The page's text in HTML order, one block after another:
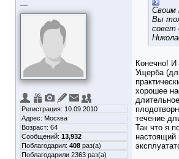
Регистрация: 10.09.2010
Адрес: Москва
Возраст: 64
Сообщений: 13,932
Поблагодарил: 408 раз(а)
Поблагодарили 2363 раз(а)
Своим
Вы
совет
Конечно! И
Ущерба
хорошее
течение
Так что я
настоящий